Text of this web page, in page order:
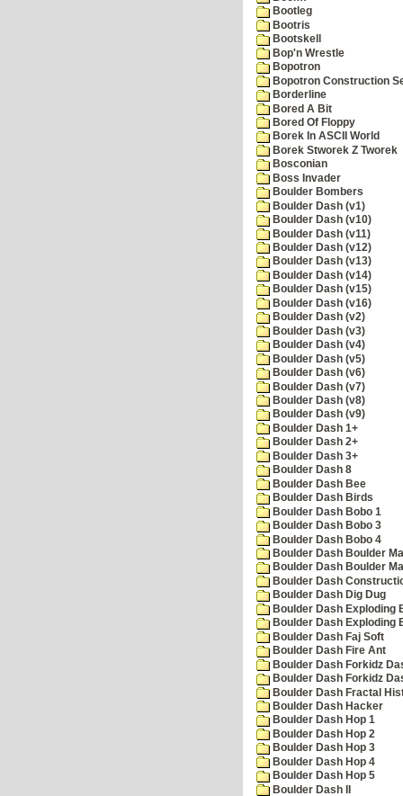
Bootleg
Bootris
Bootskell
Bop'n Wrestle
Bopotron
Bopotron Construction
Borderline
Bored A Bit
Bored Of Floppy
Borek In ASCII World
Borek Stworek Z Tworek
Bosconian
Boss Invader
Boulder Bombers
Boulder Dash (v1)
Boulder Dash (v10)
Boulder Dash (v11)
Boulder Dash (v12)
Boulder Dash (v13)
Boulder Dash (v14)
Boulder Dash (v15)
Boulder Dash (v16)
Boulder Dash (v2)
Boulder Dash (v3)
Boulder Dash (v4)
Boulder Dash (v5)
Boulder Dash (v6)
Boulder Dash (v7)
Boulder Dash (v8)
Boulder Dash (v9)
Boulder Dash 1+
Boulder Dash 2+
Boulder Dash 3+
Boulder Dash 8
Boulder Dash Bee
Boulder Dash Birds
Boulder Dash Bobo 1
Boulder Dash Bobo 3
Boulder Dash Bobo 4
Boulder Dash Boulder
Boulder Dash Boulder
Boulder Dash
Boulder Dash Dig Dug
Boulder Dash Exploding
Boulder Dash Exploding
Boulder Dash Faj Soft
Boulder Dash Fire Ant
Boulder Dash Forkidz
Boulder Dash Forkidz
Boulder Dash Fractal
Boulder Dash Hacker
Boulder Dash Hop 1
Boulder Dash Hop 2
Boulder Dash Hop 3
Boulder Dash Hop 4
Boulder Dash Hop 5
Boulder Dash II